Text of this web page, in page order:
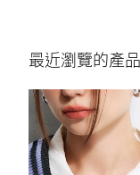
最近瀏覽的產品